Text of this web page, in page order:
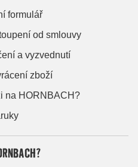
formulář
od smlouvy
a vyzvednutí
zboží
na HORNBACH?